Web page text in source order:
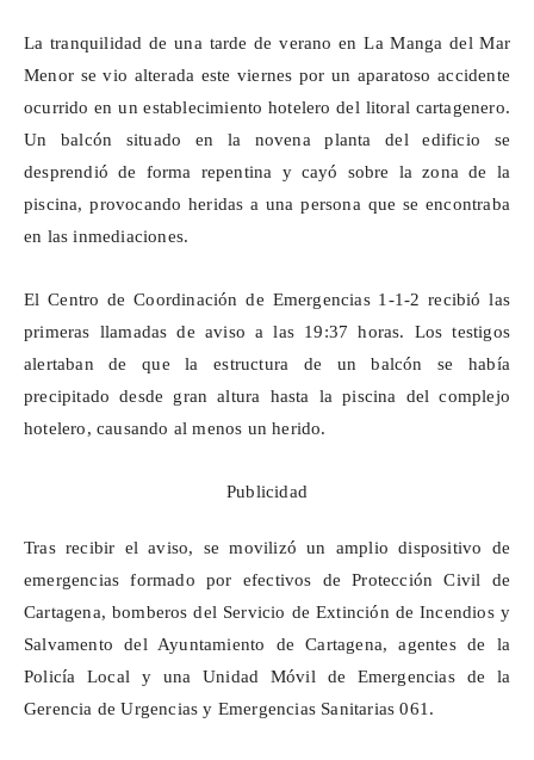
La tranquilidad de una tarde de verano en La Manga del Mar
Menor se vio alterada este viernes por un aparatoso accidente
ocurrido en un establecimiento hotelero del litoral cartagenero.
Un balcón situado en la novena planta del edificio se
desprendió de forma repentina y cayó sobre la zona de la
piscina, provocando heridas a una persona que se encontraba
en las inmediaciones.
El Centro de Coordinación de Emergencias 1-1-2 recibió las
primeras llamadas de aviso a las 19:37 horas. Los testigos
alertaban de que la estructura de un balcón se había
precipitado desde gran altura hasta la piscina del complejo
hotelero, causando al menos un herido.
Publicidad
Tras recibir el aviso, se movilizó un amplio dispositivo de
emergencias formado por efectivos de Protección Civil de
Cartagena, bomberos del Servicio de Extinción de Incendios y
Salvamento del Ayuntamiento de Cartagena, agentes de la
Policía Local y una Unidad Móvil de Emergencias de la
Gerencia de Urgencias y Emergencias Sanitarias 061.